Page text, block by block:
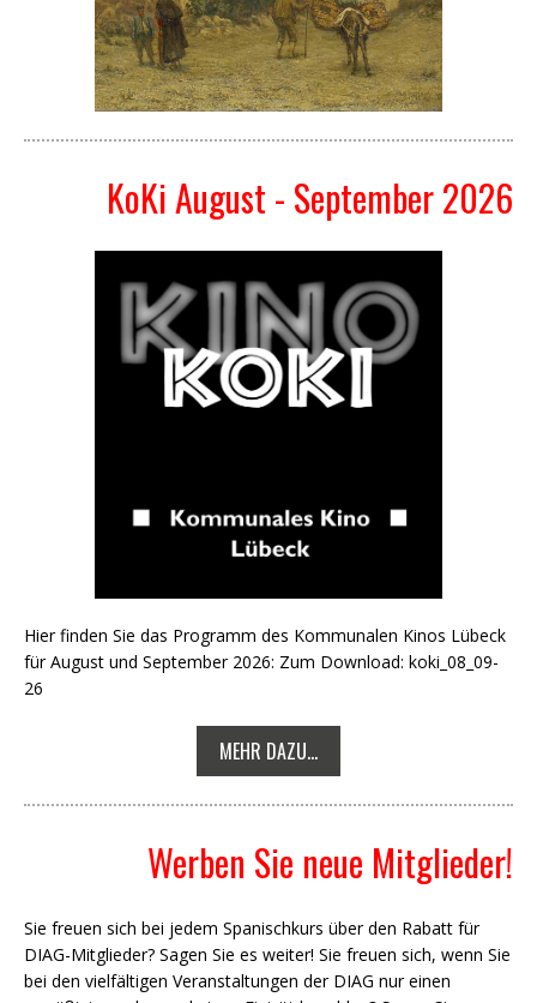
KoKi August - September 2026
Hier finden Sie das Programm des Kommunalen Kinos Lübeck
für August und September 2026: Zum Download: koki_08_09-
26
MEHR DAZU...
Werben Sie neue Mitglieder!
Sie freuen sich bei jedem Spanischkurs über den Rabatt für
DIAG-Mitglieder? Sagen Sie es weiter! Sie freuen sich, wenn Sie
bei den vielfältigen Veranstaltungen der DIAG nur einen